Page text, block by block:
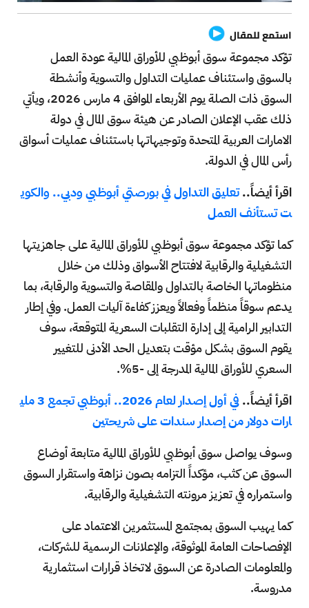
استمع للمقال
تؤكد مجموعة سوق أبوظبي للأوراق المالية عودة العمل
بالسوق واستئناف عمليات التداول والتسوية وأنشطة
السوق ذات الصلة يوم الأربعاء الموافق 4 مارس 2026، ويأتي
ذلك عقب الإعلان الصادر عن هيئة سوق المال في دولة
الامارات العربية المتحدة وتوجيهاتها باستئناف عمليات أسواق
رأس المال في الدولة.
اقرأ أيضاً..تعليق التداول في بورصتي أبوظبي ودبي.. والكوي
ت تستأنف العمل
كما تؤكد مجموعة سوق أبوظبي للأوراق المالية على جاهزيتها
التشغيلية والرقابية لافتتاح الأسواق وذلك من خلال
منظوماتها الخاصة بالتداول والمقاصة والتسوية والرقابة، بما
يدعم سوقاً منظماً وفعالاً ويعزز كفاءة آليات العمل. وفي إطار
التدابير الرامية إلى إدارة التقلبات السعرية المتوقعة، سوف
يقوم السوق بشكل مؤقت بتعديل الحد الأدنى للتغيير
السعري للأوراق المالية المدرجة إلى -5%.
اقرأ أيضاً..
في أول إصدار لعام 2026.. أبوظبي تجمع 3 ملي
ارات دولار من إصدار سندات على شريحتين
وسوف يواصل سوق أبوظبي للأوراق المالية متابعة أوضاع
السوق عن كثب، مؤكداً التزامه بصون نزاهة واستقرار السوق
واستمراره في تعزيز مرونته التشغيلية والرقابية.
كما يهيب السوق بمجتمع المستثمرين الاعتماد على
الإفصاحات العامة الموثوقة، والإعلانات الرسمية للشركات،
والمعلومات الصادرة عن السوق لاتخاذ قرارات استثمارية
مدروسة.